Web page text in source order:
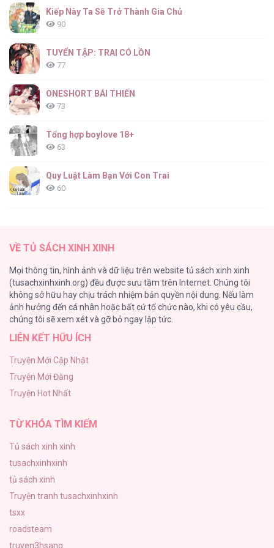
Kiếp Này Ta Sẽ Trở Thành Gia Chủ
90
TUYỂN TẬP: TRAI CÓ LỒN
77
ONESHORT BÁI THIẾN
73
Tổng hợp boylove 18+
63
Quy Luật Làm Bạn Với Con Trai
60
50
Tuyển Tập Manhwa Ngắn Bạo Dăm
44
CẨN THẬN TRĂNG TRÒN THÁNG 3 ĐẤY
Con Tim Rung Động
41
VỀ TỦ SÁCH XINH XINH
Mọi thông tin, hình ảnh và dữ liệu trên website tủ sách xinh xinh
(tusachxinhxinh.org) đều được sưu tầm trên Internet. Chúng tôi
không sở hữu hay chịu trách nhiệm bản quyền nội dung. Nếu làm
ảnh hưởng đến cá nhân hoặc bất cứ tổ chức nào, khi có yêu cầu,
chúng tôi sẽ xem xét và gỡ bỏ ngay lập tức.
LIÊN KẾT HỮU ÍCH
Truyện Mới Cập Nhật
Truyện Mới Đăng
Truyện Hot Nhất
TỪ KHÓA TÌM KIẾM
Tủ sách xinh xinh
tusachxinhxinh
tủ sách xinh
Truyện tranh tusachxinhxinh
tsxx
roadsteam
truyen3hsang